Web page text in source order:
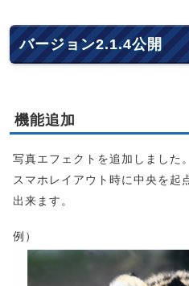
バージョン2.1.4公開
機能追加
写真エフェクトを追加しました。
スマホレイアウト時に中央を起
出来ます。
例）